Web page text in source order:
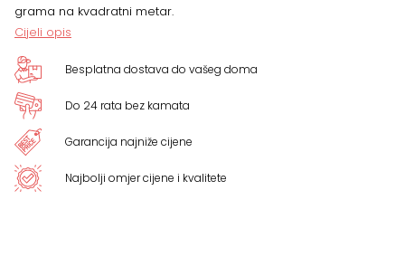
grama na kvadratni metar.
Cijeli opis
Besplatna dostava do vašeg doma
Do 24 rata bez kamata
Garancija najniže cijene
Najbolji omjer cijene i kvalitete